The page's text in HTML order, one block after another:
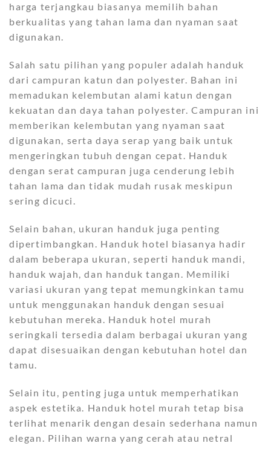
harga terjangkau biasanya memilih bahan
berkualitas yang tahan lama dan nyaman saat
digunakan.
Salah satu pilihan yang populer adalah handuk
dari campuran katun dan polyester. Bahan ini
memadukan kelembutan alami katun dengan
kekuatan dan daya tahan polyester. Campuran ini
memberikan kelembutan yang nyaman saat
digunakan, serta daya serap yang baik untuk
mengeringkan tubuh dengan cepat. Handuk
dengan serat campuran juga cenderung lebih
tahan lama dan tidak mudah rusak meskipun
sering dicuci.
Selain bahan, ukuran handuk juga penting
dipertimbangkan. Handuk hotel biasanya hadir
dalam beberapa ukuran, seperti handuk mandi,
handuk wajah, dan handuk tangan. Memiliki
variasi ukuran yang tepat memungkinkan tamu
untuk menggunakan handuk dengan sesuai
kebutuhan mereka. Handuk hotel murah
seringkali tersedia dalam berbagai ukuran yang
dapat disesuaikan dengan kebutuhan hotel dan
tamu.
Selain itu, penting juga untuk memperhatikan
aspek estetika. Handuk hotel murah tetap bisa
terlihat menarik dengan desain sederhana namun
elegan. Pilihan warna yang cerah atau netral